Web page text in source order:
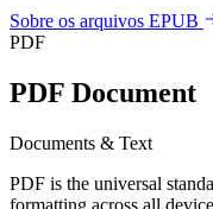
Sobre os arquivos EPUB
PDF
PDF Document
Documents & Text
PDF is the universal
formatting across all